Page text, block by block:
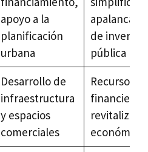
apoyo a la
planificación
urbana
de
pública
Desarrollo de
infraestructura
y espacios
comerciales
Recursos
financieros
económica